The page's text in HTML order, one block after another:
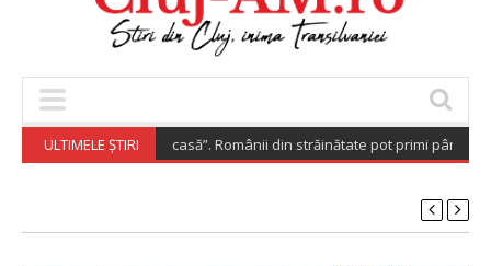
ULTIMELE ȘTIRI
Investește Acasă”. Românii din străinătate pot primi până la